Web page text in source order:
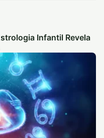
Infantil Revela